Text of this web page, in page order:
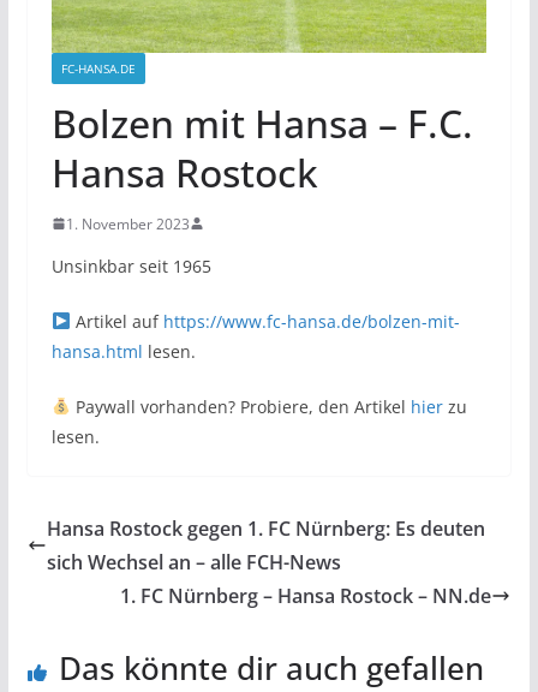
FC-HANSA.DE
Bolzen mit Hansa – F.C.
Hansa Rostock
1. November 2023
Unsinkbar seit 1965
Artikel auf https://www.fc-hansa.de/bolzen-mit-
hansa.html lesen.
Paywall vorhanden? Probiere, den Artikel hierzu
lesen.
Hansa Rostock gegen 1. FC Nürnberg: Es deuten
sich Wechsel an – alle FCH-News
1. FC Nürnberg – Hansa Rostock – NN.de
Das könnte dir auch gefallen